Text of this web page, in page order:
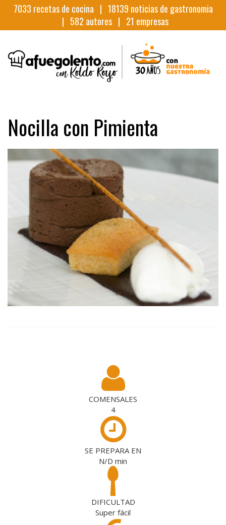
7033 recetas de cocina | 18139 noticias de gastronomia
| 582 autores | 21 empresas
Nocilla con Pimienta
COMENSALES
4
SE PREPARA EN
N/D min
DIFICULTAD
Super fácil